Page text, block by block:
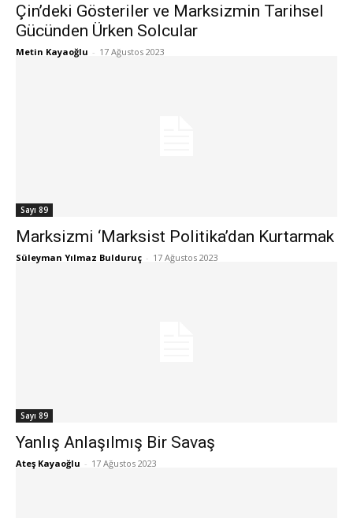
Çin’deki Gösteriler ve Marksizmin Tarihsel
Gücünden Ürken Solcular
Metin Kayaoğlu - 17 Ağustos 2023
Sayı 89
Marksizmi ‘Marksist Politika’dan Kurtarmak
Süleyman Yılmaz Bulduruç - 17 Ağustos 2023
Sayı 89
Yanlış Anlaşılmış Bir Savaş
Ateş Kayaoğlu - 17 Ağustos 2023